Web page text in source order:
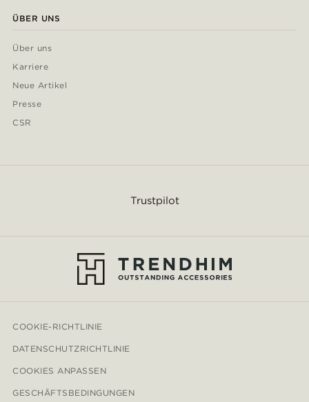
ÜBER UNS
Über uns
Karriere
Neue Artikel
Presse
CSR
Trustpilot
COOKIE-RICHTLINIE
DATENSCHUTZRICHTLINIE
COOKIES ANPASSEN
GESCHÄFTSBEDINGUNGEN